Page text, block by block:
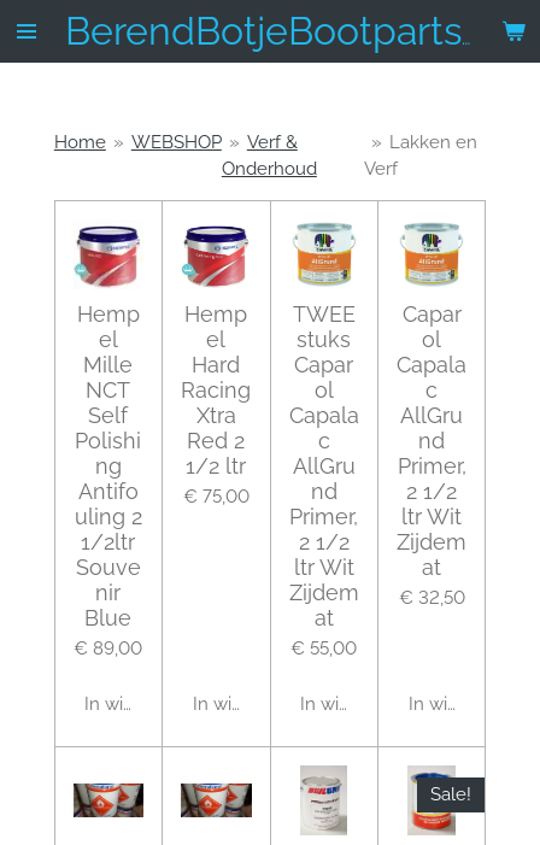
Ga
BerendBotjeBootparts.nl
Home » WEBSHOP » Verf &
Onderhoud
» Lakken en
Verf
Hemp
el
Mille
NCT
Self
Polishi
ng
Antifo
uling 2
1/2ltr
Souve
nir
Blue
€ 89,00
In winkelwagen
Hemp
el
Hard
Racing
Xtra
Red 2
1/2 ltr
€ 75,00
In winkelwagen
TWEE
stuks
Capar
ol
Capala
c
AllGru
nd
Primer,
2 1/2
ltr Wit
Zijdem
at
€ 55,00
In winkelwagen
Capar
ol
Capala
c
AllGru
nd
Primer,
2 1/2
ltr Wit
Zijdem
at
€ 32,50
In winkelwagen
Sale!